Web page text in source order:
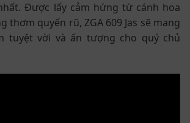
Được lấy cảm hứng từ cánh hoa
thơm quyến rũ, ZGA 609 Jas sẽ mang
tuyệt vời và ấn tượng cho quý chủ